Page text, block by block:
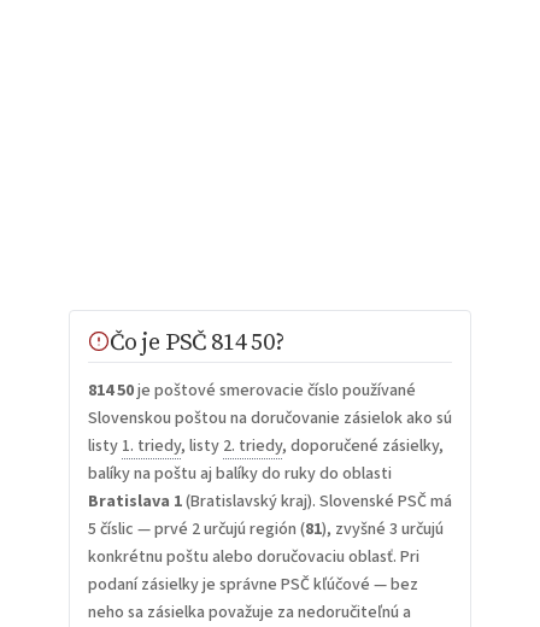
Čo je PSČ 814 50?
814 50je poštové smerovacie číslo používané
Slovenskou poštou na doručovanie zásielok ako sú
listy 1. triedy, listy 2. triedy, doporučené zásielky,
balíky na poštu aj balíky do ruky do oblasti
Bratislava 1(Bratislavský kraj). Slovenské PSČ má
5 číslic — prvé 2 určujú región (81), zvyšné 3 určujú
konkrétnu poštu alebo doručovaciu oblasť. Pri
podaní zásielky je správne PSČ kľúčové — bez
neho sa zásielka považuje za nedoručiteľnú a